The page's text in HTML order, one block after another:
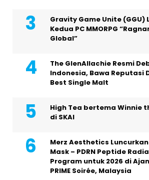
Gravity Game Unite (GGU)
Kedua PC MMORPG
Global”
The GlenAllachie Resmi
Indonesia, Bawa Reputasi
Best Single Malt
High Tea bertema Winnie
di SKAI
Merz Aesthetics
Mask – PDRN Peptide
Program untuk 2026 di
PRIME Soirée, Malaysia